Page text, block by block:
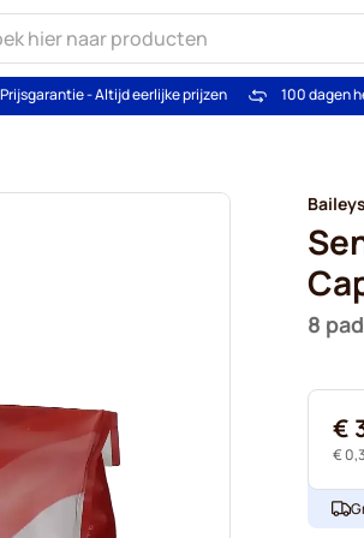
Prijsgarantie - Altijd eerlijke prijzen 100 dagen
Baileys
8
€
€